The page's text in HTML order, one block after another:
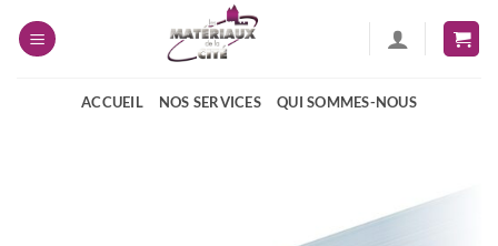
ACCUEIL NOS SERVICES QUI SOMMES-NOUS